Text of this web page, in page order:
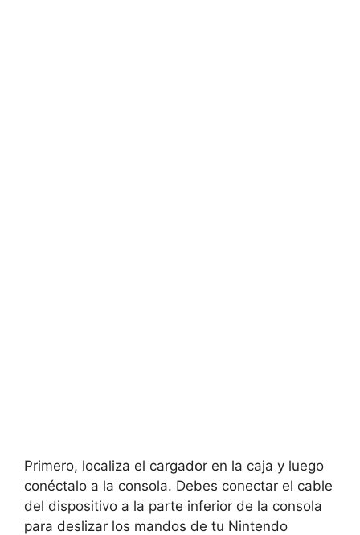
Primero, localiza el cargador en la caja y luego
conéctalo a la consola. Debes conectar el cable
del dispositivo a la parte inferior de la consola
para deslizar los mandos de tu Nintendo